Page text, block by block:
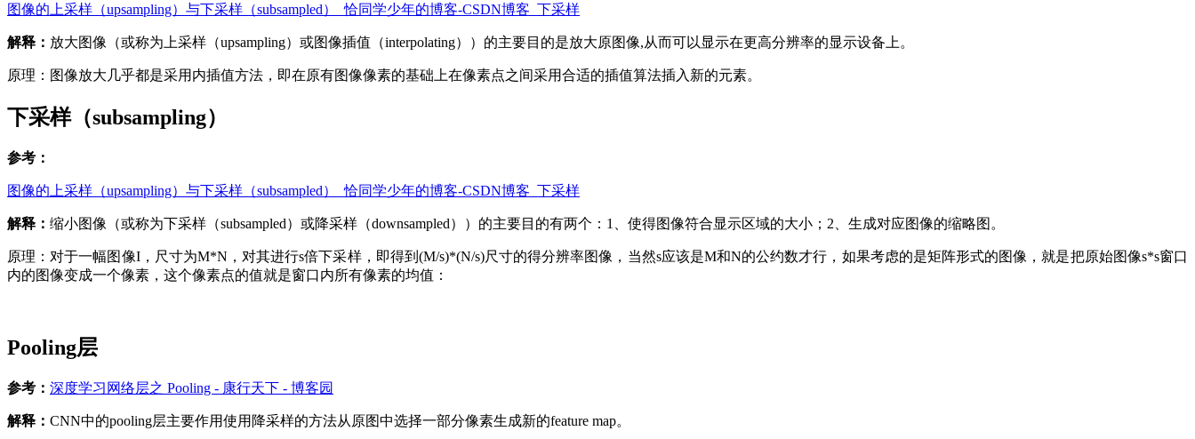
​​​​​​图像的上采样（upsampling）与下采样（subsampled）_恰同学少年的博客-CSDN博客_下采样
解释： 放大图像（或称为上采样（upsampling）或图像插值（interpolating））的主要目的是放大原图像,从而可以显示在更高分辨率的显示设备上。
原理：图像放大几乎都是采用内插值方法，即在原有图像像素的基础上在像素点之间采用合适的插值算法插入新的元素。
下采样（subsampling）
参考：
图像的上采样（upsampling）与下采样（subsampled）_恰同学少年的博客-CSDN博客_下采样
解释： 缩小图像（或称为下采样（subsampled）或降采样（downsampled））的主要目的有两个：1、使得图像符合显示区域的大小；2、生成对应图像的缩略图。
原理：对于一幅图像I，尺寸为M*N，对其进行s倍下采样，即得到(M/s)*(N/s)尺寸的得分辨率图像，当然s应该是M和N的公约数才行，如果考虑的是矩阵形式的图像，就是把原始图像s*s窗口
内的图像变成一个像素，这个像素点的值就是窗口内所有像素的均值：
Pooling层
参考： 深度学习网络层之 Pooling - 康行天下 - 博客园
解释： CNN中的pooling层主要作用使用降采样的方法从原图中选择一部分像素生成新的feature map。